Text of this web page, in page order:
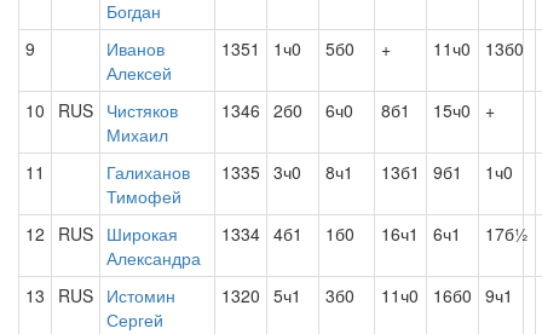
Богдан
9
Иванов
Алексей
1351 1ч0 5б0 + 11ч0 13б0
10 RUS Чистяков
Михаил
1346 2б0 6ч0 8б1 15ч0 +
11
Галиханов
Тимофей
1335 3ч0 8ч1 13б1 9б1 1ч0
12 RUS Широкая
Александра
1334 4б1 1б0 16ч1 6ч1 17б½
13 RUS Истомин
Сергей
1320 5ч1 3б0 11ч0 16б0 9ч1